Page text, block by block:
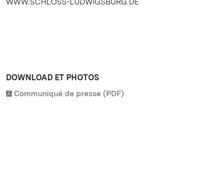
DOWNLOAD ET PHOTOS
Communiqué de presse (PDF)